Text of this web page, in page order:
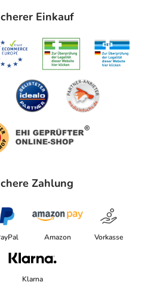
vertrieb@hermes-
(GPSR)
können Sie sich oben
Einkauf
Zahlung
Amazon Vorkasse
Klarna